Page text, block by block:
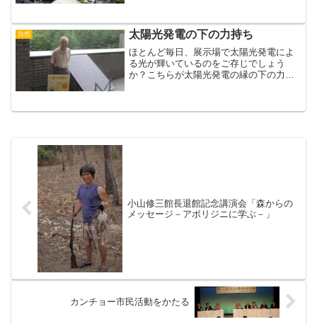
休みにぴったりの楽しい企画がいっぱい
ですが、その他にも講...
自然 太陽光発電の下の力持ち
ほとんど毎日、展示場で太陽光発電によ
る光が輝いているのをご存じでしょう
か？こちらが太陽光発電の縁の下の力持
小山修三館長退館記念講演会「森からの
メッセージ－アボリジニに学ぶ－」
カンチョー市民活動をかたる